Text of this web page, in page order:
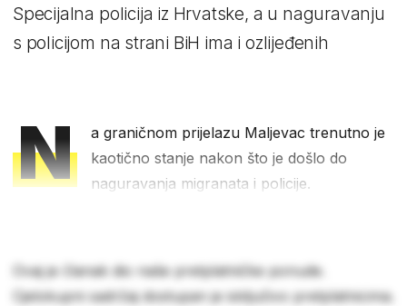
Specijalna policija iz Hrvatske, a u naguravanju
s policijom na strani BiH ima i ozlijeđenih
N
a graničnom prijelazu Maljevac trenutno je
kaotično stanje nakon što je došlo do
naguravanja migranata i policije.
Ovaj je članak dio naše pretplatničke ponude.
Cjelokupni sadržaj dostupan je isključivo pretplatnicima.